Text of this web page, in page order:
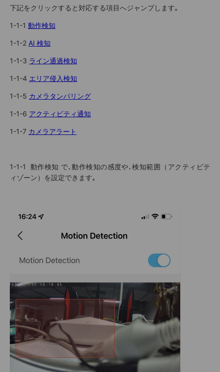
下記をクリックすると対応する項目へジャンプします｡
1-1-1 動作検知
1-1-2 AI 検知
1-1-3 ライン通過検知
1-1-4 エリア侵入検知
1-1-5 カメラタンパリング
1-1-6 アクティビティ通知
1-1-7 カメラアラート
1-1-1 動作検知 で､動作検知の感度や､検知範囲（アクティビテ
ィゾーン）を設定できます｡